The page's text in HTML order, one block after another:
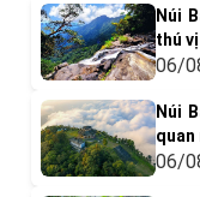
Núi
thú
06/
Núi
quan
06/